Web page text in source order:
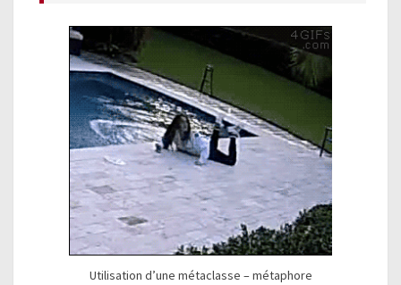
Utilisation d’une métaclasse – métaphore